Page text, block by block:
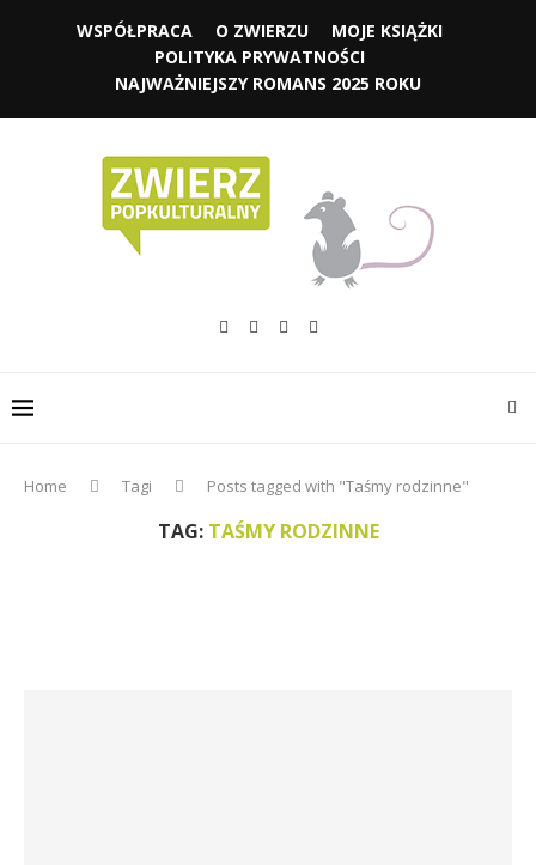
WSPÓŁPRACA O ZWIERZU
MOJE KSIĄŻKI
POLITYKA PRYWATNOŚCI
NAJWAŻNIEJSZY ROMANS 2025 ROKU
Home Tagi Posts tagged with "Taśmy rodzinne"
TAG: TAŚMY RODZINNE